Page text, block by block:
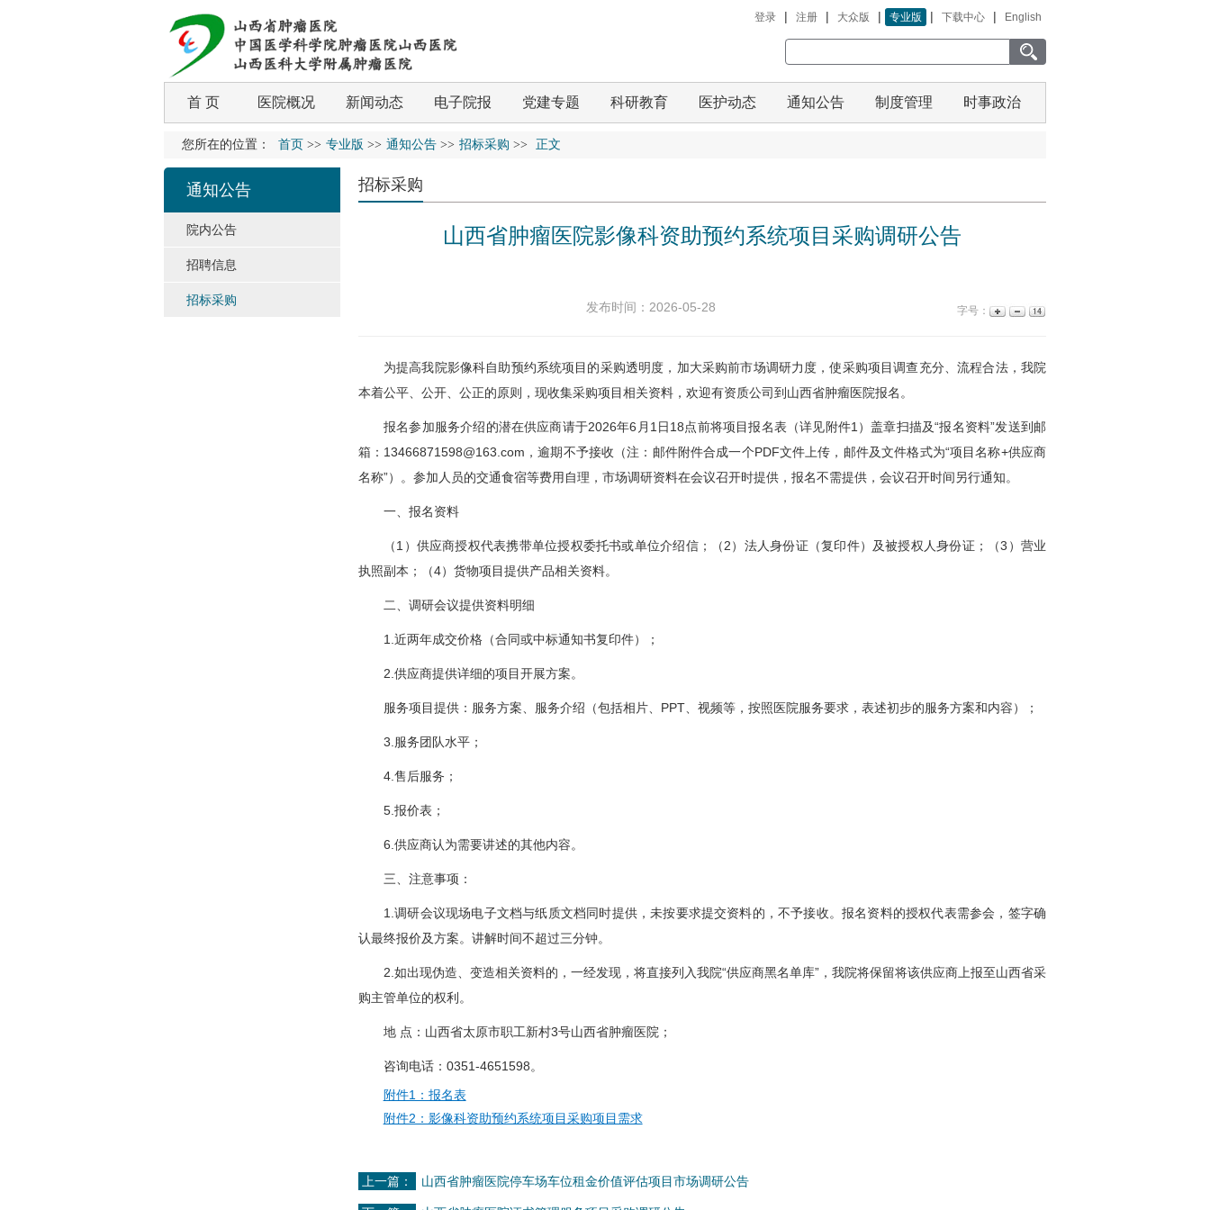
登录 | 注册 | 大众版 | 专业版 | 下载中心 | English
首 页 医院概况 新闻动态 电子院报 党建专题 科研教育 医护动态 通知公告 制度管理 时事政治
您所在的位置： 首页 >> 专业版 >> 通知公告 >> 招标采购 >> 正文
通知公告
院内公告
招聘信息
招标采购
招标采购
山西省肿瘤医院影像科资助预约系统项目采购调研公告
发布时间：2026-05-28 字号：
为提高我院影像科自助预约系统项目的采购透明度，加大采购前市场调研力度，使采购项目调查充分、流程合法，我院
本着公平、公开、公正的原则，现收集采购项目相关资料，欢迎有资质公司到山西省肿瘤医院报名。
报名参加服务介绍的潜在供应商请于2026年6月1日18点前将项目报名表（详见附件1）盖章扫描及“报名资料”发送到邮
箱：13466871598@163.com，逾期不予接收（注：邮件附件合成一个PDF文件上传，邮件及文件格式为“项目名称+供应商
名称”）。参加人员的交通食宿等费用自理，市场调研资料在会议召开时提供，报名不需提供，会议召开时间另行通知。
一、报名资料
（1）供应商授权代表携带单位授权委托书或单位介绍信；（2）法人身份证（复印件）及被授权人身份证；（3）营业
执照副本；（4）货物项目提供产品相关资料。
二、调研会议提供资料明细
1.近两年成交价格（合同或中标通知书复印件）；
2.供应商提供详细的项目开展方案。
服务项目提供：服务方案、服务介绍（包括相片、PPT、视频等，按照医院服务要求，表述初步的服务方案和内容）；
3.服务团队水平；
4.售后服务；
5.报价表；
6.供应商认为需要讲述的其他内容。
三、注意事项：
1.调研会议现场电子文档与纸质文档同时提供，未按要求提交资料的，不予接收。报名资料的授权代表需参会，签字确
认最终报价及方案。讲解时间不超过三分钟。
2.如出现伪造、变造相关资料的，一经发现，将直接列入我院“供应商黑名单库”，我院将保留将该供应商上报至山西省采
购主管单位的权利。
地 点：山西省太原市职工新村3号山西省肿瘤医院；
咨询电话：0351-4651598。
附件1：报名表
附件2：影像科资助预约系统项目采购项目需求
上一篇： 山西省肿瘤医院停车场车位租金价值评估项目市场调研公告